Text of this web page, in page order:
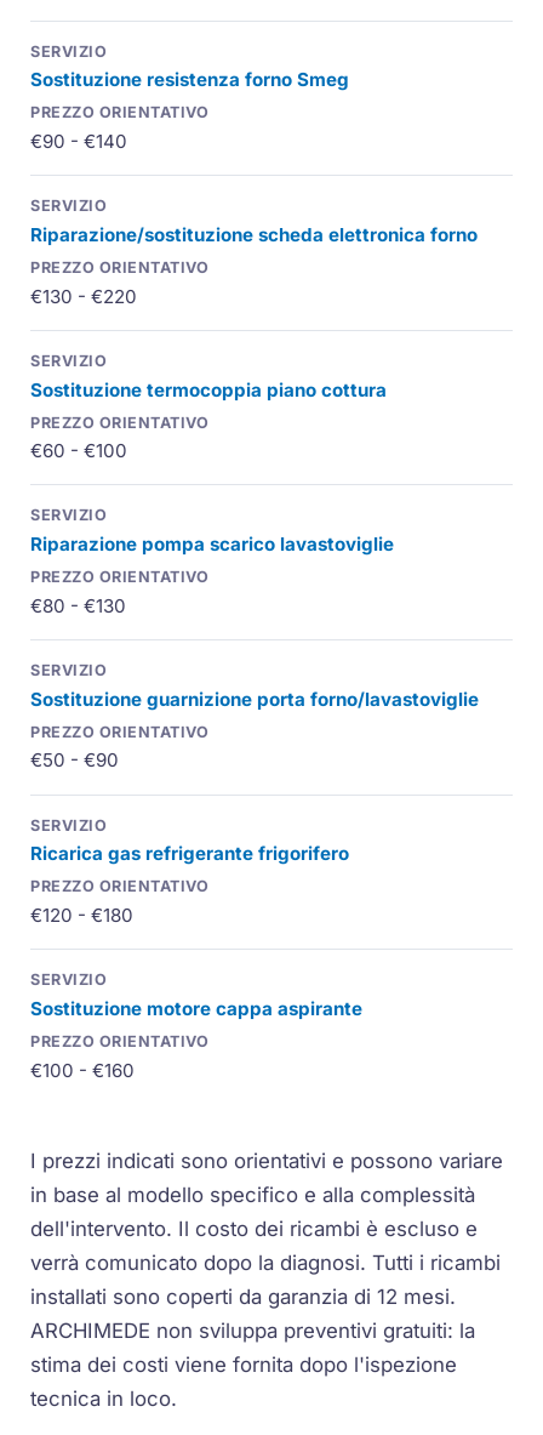
Sostituzione resistenza forno Smeg
€90 - €140
Riparazione/sostituzione scheda elettronica forno
€130 - €220
Sostituzione termocoppia piano cottura
€60 - €100
Riparazione pompa scarico lavastoviglie
€80 - €130
Sostituzione guarnizione porta forno/lavastoviglie
€50 - €90
Ricarica gas refrigerante frigorifero
€120 - €180
Sostituzione motore cappa aspirante
€100 - €160
I prezzi indicati sono orientativi e possono variare
in base al modello specifico e alla complessità
dell'intervento. Il costo dei ricambi è escluso e
verrà comunicato dopo la diagnosi. Tutti i ricambi
installati sono coperti da garanzia di 12 mesi.
ARCHIMEDE non sviluppa preventivi gratuiti: la
stima dei costi viene fornita dopo l'ispezione
tecnica in loco.